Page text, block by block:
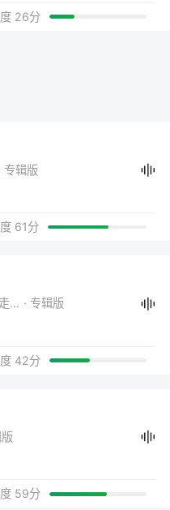
26分
专辑版
61分
· 老狼演唱会走廊Afterparty现场版 · 专辑版
42分
59分